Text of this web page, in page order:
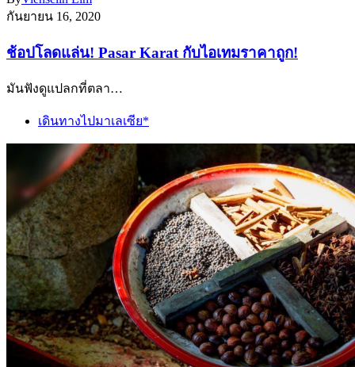
กันยายน 16, 2020
ช้อปโลดแล่น! Pasar Karat กับไอเทมราคาถูก!
มันฟังดูแปลกที่ตลา…
เดินทางไปมาเลเซีย*